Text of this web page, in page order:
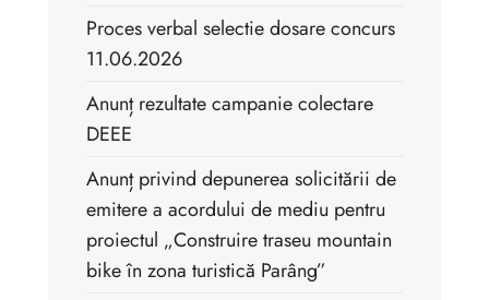
Proces verbal selectie dosare concurs
11.06.2026
Anunț rezultate campanie colectare
DEEE
Anunț privind depunerea solicitării de
emitere a acordului de mediu pentru
proiectul „Construire traseu mountain
bike în zona turistică Parâng”